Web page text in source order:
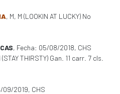
, M, M (LOOKIN AT LUCKY) No
, Fecha: 05/08/2018, CHS
(STAY THIRSTY) Gan. 11 carr. 7 cls.
09/2019, CHS